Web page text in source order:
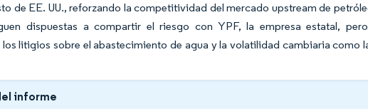
de EE. UU., reforzando la competitividad del mercado upstream de
dispuestas a compartir el riesgo con YPF, la empresa estatal,
litigios sobre el abastecimiento de agua y la volatilidad cambiaria como
informe